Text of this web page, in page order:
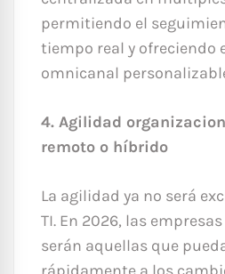
permitiendo el
tiempo real y ofreciendo
omnicanal
4. Agilidad
remoto o híbrido
La agilidad ya no será
TI. En 2026, las
serán aquellas que